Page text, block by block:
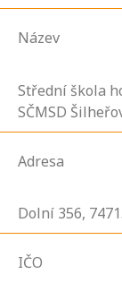
Název
Střední škola
SČMSD
Adresa
Dolní 356,
IČO